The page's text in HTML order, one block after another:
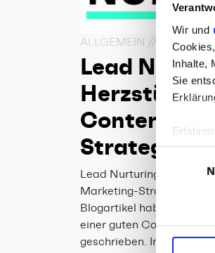
Wir und
Inhalte,
Sie
Wir
und
ALLGEMEIN // ONLINE
Lead
Herzstück
Content-
Strategien
Lead Nurturing – das
Marketing-Strategien In
Blogartikel haben wir
einer guten Content-
geschrieben. In diesem